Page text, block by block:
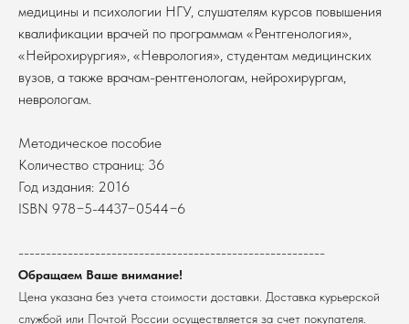
медицины и психологии НГУ, слушателям курсов повышения
квалификации врачей по программам «Рентгенология»,
«Нейрохирургия», «Неврология», студентам медицинских
вузов, а также врачам-рентгенологам, нейрохирургам,
неврологам.
Методическое пособие
Количество страниц: 36
Год издания: 2016
ISBN 978−5-4437−0544−6
--------------------------------------------------------
Обращаем Ваше внимание!
Цена указана без учета стоимости доставки. Доставка курьерской
службой или Почтой России осуществляется за счет покупателя.
Доставка
Новосибирский государственный
университет
ИНН 5408106490